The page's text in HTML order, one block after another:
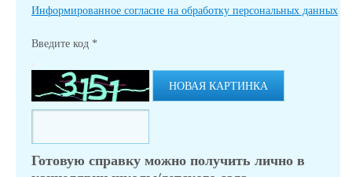
Информированное согласие на обработку персональных данных
Введите код *
НОВАЯ КАРТИНКА
Готовую справку можно получить лично в